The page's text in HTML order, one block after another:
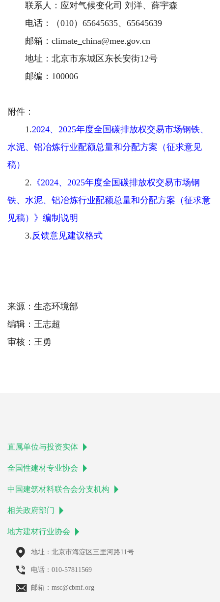
联系人：应对气候变化司 刘洋、薛宇森
电话：（010）65645635、65645639
邮箱：climate_china@mee.gov.cn
地址：北京市东城区东长安街12号
邮编：100006
附件：
1.2024、2025年度全国碳排放权交易市场钢铁、
水泥、铝冶炼行业配额总量和分配方案（征求意见
稿）
2. 《2024、2025年度全国碳排放权交易市场钢
铁、水泥、铝冶炼行业配额总量和分配方案（征求意
见稿）》编制说明
3.反馈意见建议格式
来源：生态环境部
编辑：王志超
审核：王勇
直属单位与投资实体
全国性建材专业协会
中国建筑材料联合会分支机构
相关政府部门
地方建材行业协会
地址：北京市海淀区三里河路11号
电话：010-57811569
邮箱：msc@cbmf.org